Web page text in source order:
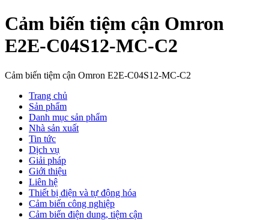
Cảm biến tiệm cận Omron
E2E-C04S12-MC-C2
Cảm biến tiệm cận Omron E2E-C04S12-MC-C2
Trang chủ
Sản phẩm
Danh mục sản phẩm
Nhà sản xuất
Tin tức
Dịch vụ
Giải pháp
Giới thiệu
Liên hệ
Thiết bị điện và tự động hóa
Cảm biến công nghiệp
Cảm biến điện dung, tiệm cận